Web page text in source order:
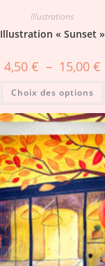
Illustrations
Illustration « Sunset »
4,50 € – 15,00 €
Choix des options